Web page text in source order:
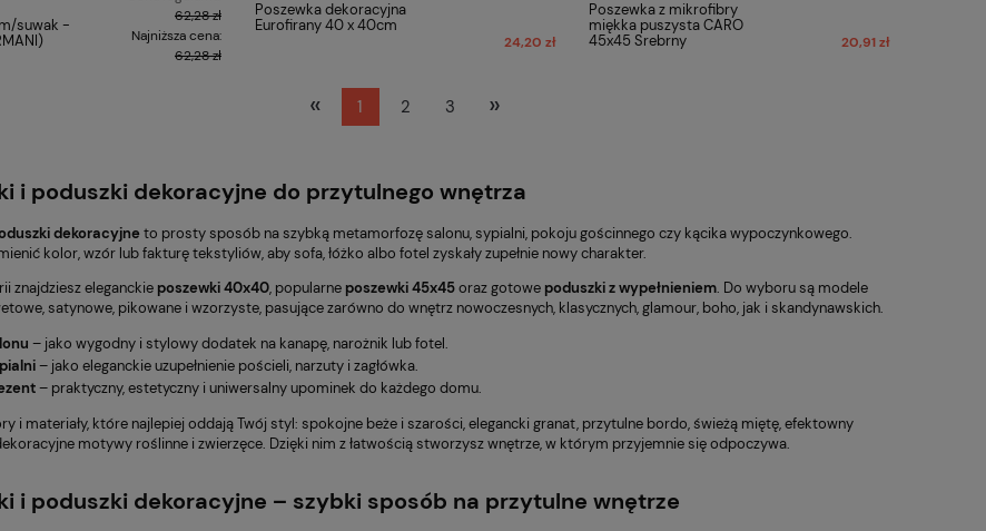
suwak -
62,28 zł
Najniższa cena:
62,28 zł
Poszewka dekoracyjna
Eurofirany 40 x 40cm
24,20 zł
Poszewka z mikrofibry
miękka puszysta CARO
45x45 Srebrny
20,91 zł
« 1 2 3 »
i poduszki dekoracyjne do przytulnego wnętrza
dekoracyjneto prosty sposób na szybką metamorfozę salonu, sypialni, pokoju gościnnego czy kącika wypoczynkowego.
kolor, wzór lub fakturę tekstyliów, aby sofa, łóżko albo fotel zyskały zupełnie nowy charakter.
znajdziesz eleganckie poszewki 40x40, popularne poszewki 45x45oraz gotowe poduszki z wypełnieniem. Do wyboru są modele
satynowe, pikowane i wzorzyste, pasujące zarówno do wnętrz nowoczesnych, klasycznych, glamour, boho, jak i skandynawskich.
– jako wygodny i stylowy dodatek na kanapę, narożnik lub fotel.
– jako eleganckie uzupełnienie pościeli, narzuty i zagłówka.
– praktyczny, estetyczny i uniwersalny upominek do każdego domu.
i materiały, które najlepiej oddają Twój styl: spokojne beże i szarości, elegancki granat, przytulne bordo, świeżą miętę, efektowny
motywy roślinne i zwierzęce. Dzięki nim z łatwością stworzysz wnętrze, w którym przyjemnie się odpoczywa.
i poduszki dekoracyjne – szybki sposób na przytulne wnętrze